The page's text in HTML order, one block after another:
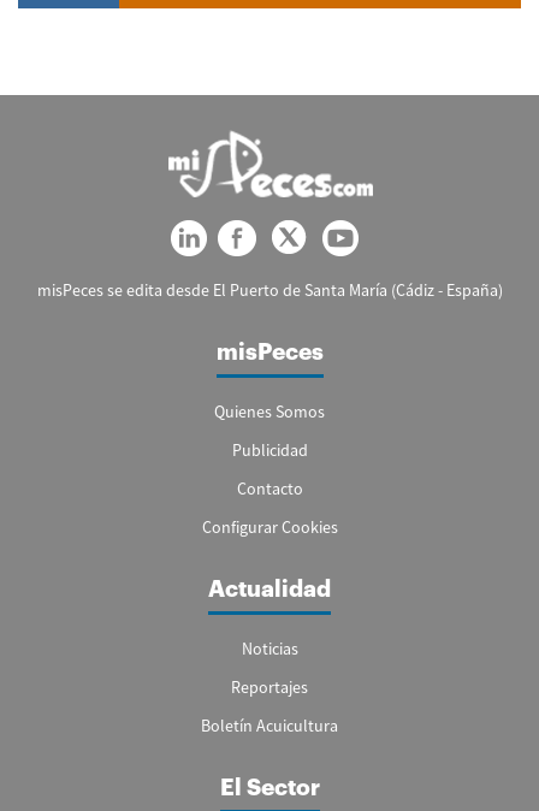
misPeces se edita desde El Puerto de Santa María (Cádiz - España)
misPeces
Quienes Somos
Publicidad
Contacto
Configurar Cookies
Actualidad
Noticias
Reportajes
Boletín Acuicultura
El Sector